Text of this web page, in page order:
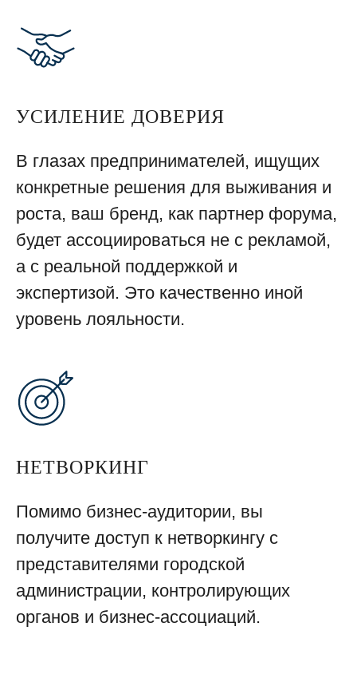
УСИЛЕНИЕ ДОВЕРИЯ
В глазах предпринимателей, ищущих
конкретные решения для выживания и
роста, ваш бренд, как партнер форума,
будет ассоциироваться не с рекламой,
а с реальной поддержкой и
экспертизой. Это качественно иной
уровень лояльности.
НЕТВОРКИНГ
Помимо бизнес-аудитории, вы
получите доступ к нетворкингу с
представителями городской
администрации, контролирующих
органов и бизнес-ассоциаций.